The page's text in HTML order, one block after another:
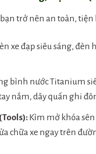
trở nên an toàn,
xe đạp siêu sáng, đèn
bình nước Titanium
nắm, dây quấn ghi
Kìm mở khóa
chữa xe ngay trên